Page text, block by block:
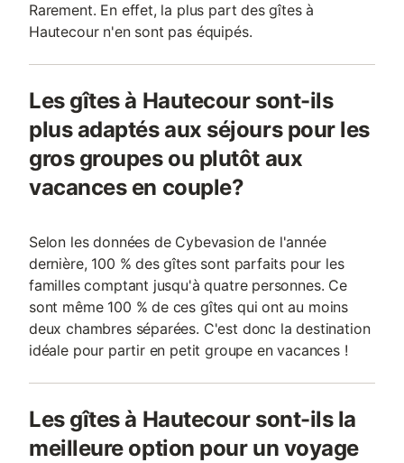
Rarement. En effet, la plus part des gîtes à
Hautecour n'en sont pas équipés.
Les gîtes à Hautecour sont-ils
plus adaptés aux séjours pour les
gros groupes ou plutôt aux
vacances en couple?
Selon les données de Cybevasion de l'année
dernière, 100 % des gîtes sont parfaits pour les
familles comptant jusqu'à quatre personnes. Ce
sont même 100 % de ces gîtes qui ont au moins
deux chambres séparées. C'est donc la destination
idéale pour partir en petit groupe en vacances !
Les gîtes à Hautecour sont-ils la
meilleure option pour un voyage